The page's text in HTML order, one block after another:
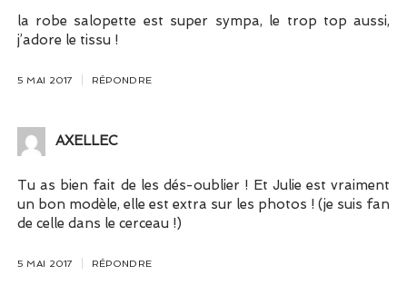
la robe salopette est super sympa, le trop top aussi,
j’adore le tissu !
5 MAI 2017 RÉPONDRE
AXELLEC
Tu as bien fait de les dés-oublier ! Et Julie est vraiment
un bon modèle, elle est extra sur les photos ! (je suis fan
de celle dans le cerceau !)
5 MAI 2017 RÉPONDRE